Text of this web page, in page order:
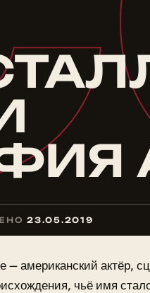
23.05.2019
— американский актёр,
чьё имя